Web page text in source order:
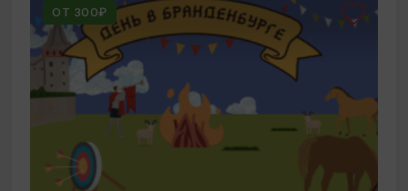
ОТ 300₽